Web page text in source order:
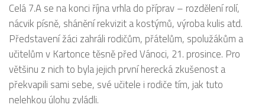
Celá 7.A se na konci října vrhla do příprav – rozdělení rolí,
nácvik písně, shánění rekvizit a kostýmů, výroba kulis atd.
Představení žáci zahráli rodičům, přátelům, spolužákům a
učitelům v Kartonce těsně před Vánoci, 21. prosince. Pro
většinu z nich to byla jejich první herecká zkušenost a
překvapili sami sebe, své učitele i rodiče tím, jak tuto
nelehkou úlohu zvládli.